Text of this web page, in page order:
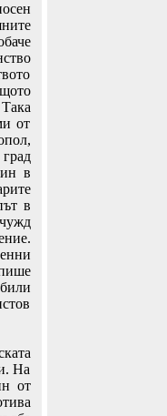
от
в
в
На
от